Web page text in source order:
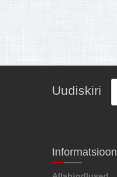
Uudiskiri
Informatsioon